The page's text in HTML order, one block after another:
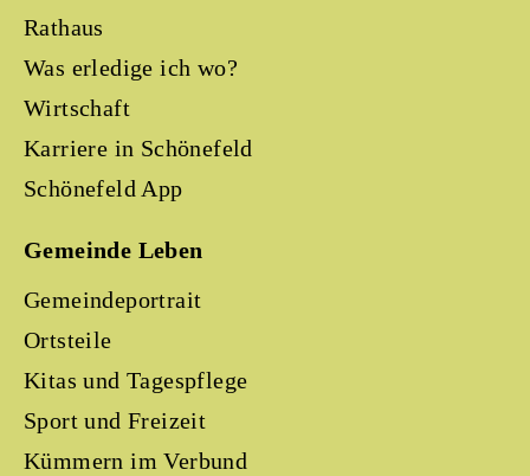
Rathaus
Was erledige ich wo?
Wirtschaft
Karriere in Schönefeld
Schönefeld App
Gemeinde Leben
Gemeindeportrait
Ortsteile
Kitas und Tagespflege
Sport und Freizeit
Kümmern im Verbund